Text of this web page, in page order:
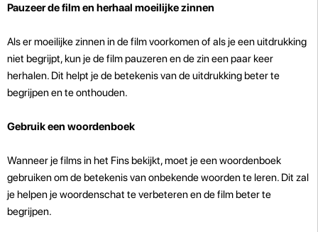
Pauzeer de film en herhaal moeilijke zinnen
Als er moeilijke zinnen in de film voorkomen of als je een uitdrukking
niet begrijpt, kun je de film pauzeren en de zin een paar keer
herhalen. Dit helpt je de betekenis van de uitdrukking beter te
begrijpen en te onthouden.
Gebruik een woordenboek
Wanneer je films in het Fins bekijkt, moet je een woordenboek
gebruiken om de betekenis van onbekende woorden te leren. Dit zal
je helpen je woordenschat te verbeteren en de film beter te
begrijpen.